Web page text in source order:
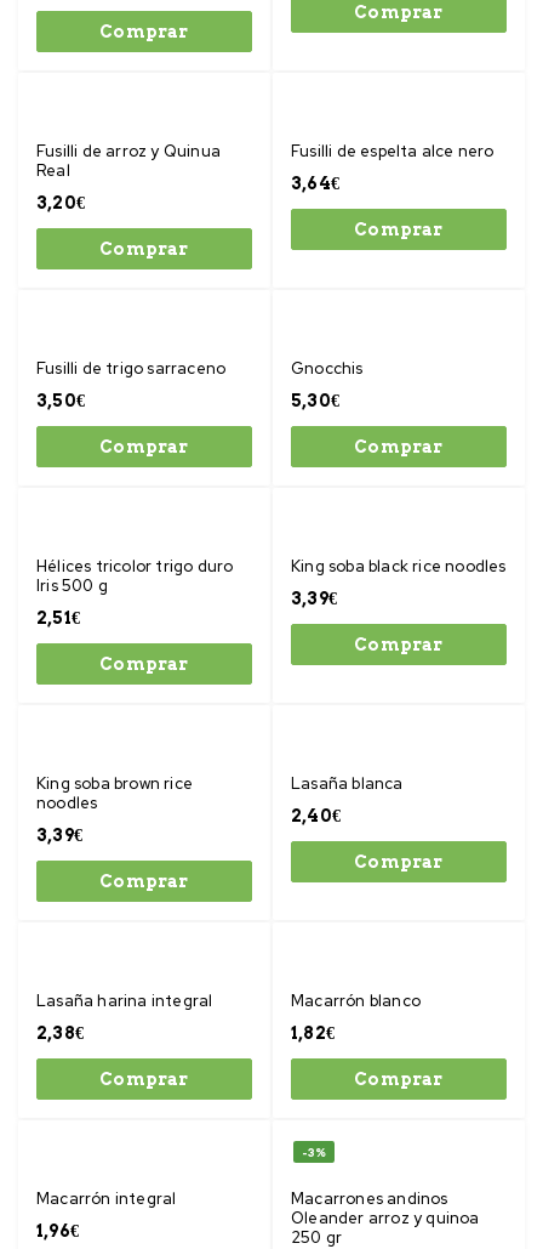
Comprar
Comprar
Fusilli de arroz y Quinua
Real
3,20€
Comprar
Fusilli de espelta alce nero
3,64€
Comprar
Fusilli de trigo sarraceno
3,50€
Comprar
Gnocchis
5,30€
Comprar
Hélices tricolor trigo duro
Iris 500 g
2,51€
Comprar
King soba black rice noodles
3,39€
Comprar
King soba brown rice
noodles
3,39€
Comprar
Lasaña blanca
2,40€
Comprar
Lasaña harina integral
2,38€
Comprar
Macarrón blanco
1,82€
Comprar
Macarrón integral
1,96€
-3%
Macarrones andinos
Oleander arroz y quinoa
250 gr